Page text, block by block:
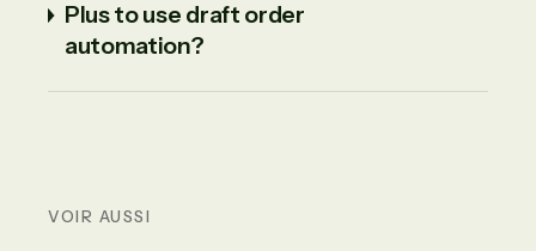
Plus to use draft order
automation?
VOIR AUSSI